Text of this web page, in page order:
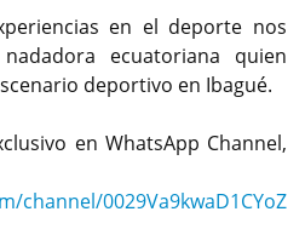
en el deporte nos
ecuatoriana quien
deportivo en Ibagué.
en WhatsApp Channel,
channel/0029Va9kwaD1CYoZ